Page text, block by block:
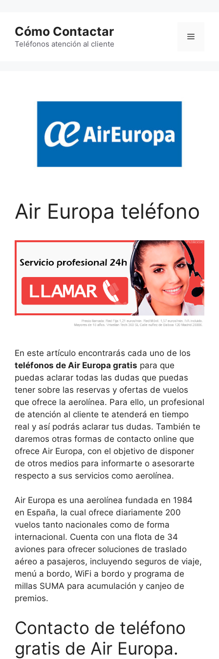
contenido
Cómo Contactar
Teléfonos atención al cliente
Menú
Air Europa teléfono
En este artículo encontrarás cada uno de los
teléfonos de Air Europa gratis para que
puedas aclarar todas las dudas que puedas
tener sobre las reservas y ofertas de vuelos
que ofrece la aerolínea. Para ello, un profesional
de atención al cliente te atenderá en tiempo
real y así podrás aclarar tus dudas. También te
daremos otras formas de contacto online que
ofrece Air Europa, con el objetivo de disponer
de otros medios para informarte o asesorarte
respecto a sus servicios como aerolínea.
Air Europa es una aerolínea fundada en 1984
en España, la cual ofrece diariamente 200
vuelos tanto nacionales como de forma
internacional. Cuenta con una flota de 34
aviones para ofrecer soluciones de traslado
aéreo a pasajeros, incluyendo seguros de viaje,
menú a bordo, WiFi a bordo y programa de
millas SUMA para acumulación y canjeo de
premios.
Contacto de teléfono
gratis de Air Europa.